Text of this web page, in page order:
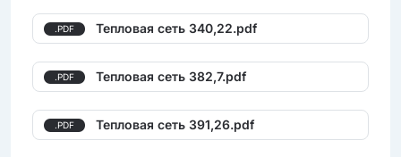
.PDF Тепловая сеть 340,22.pdf
.PDF Тепловая сеть 382,7.pdf
.PDF Тепловая сеть 391,26.pdf